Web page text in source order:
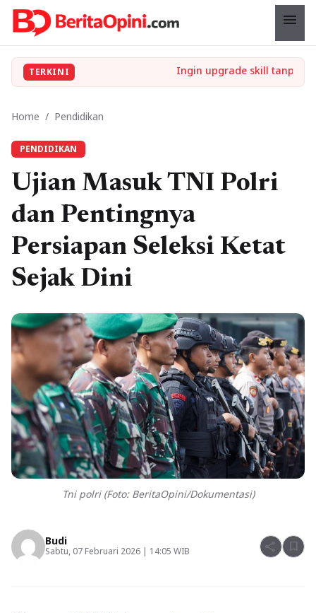
menu
TERKINI
Home / Pendidikan
PENDIDIKAN
Ujian Masuk TNI Polri
dan Pentingnya
Persiapan Seleksi Ketat
Sejak Dini
Tni polri (Foto: BeritaOpini/Dokumentasi)
Budi
Sabtu, 07 Februari 2026 | 14:05 WIB share bookmark